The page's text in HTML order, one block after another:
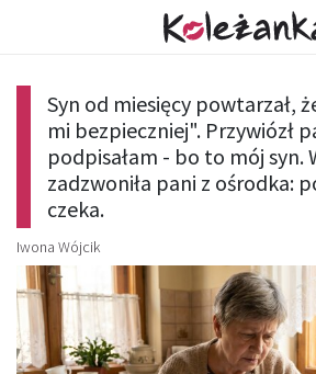
Syn od miesięcy powtarzał,
mi bezpieczniej". Przywiózł
podpisałam - bo to mój syn.
zadzwoniła pani z ośrodka:
czeka.
Iwona Wójcik